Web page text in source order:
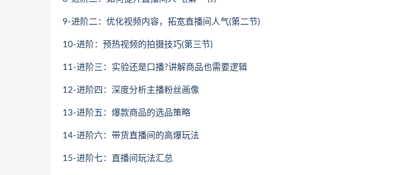
9-进阶二：优化视频内容，拓宽直播间人气(第二节)
10-进阶：预热视频的拍摄技巧(第三节)
11-进阶三：实验还是口播?讲解商品也需要逻辑
12-进阶四：深度分析主播粉丝画像
13-进阶五：爆款商品的选品策略
14-进阶六：带货直播间的高爆玩法
15-进阶七：直播间玩法汇总